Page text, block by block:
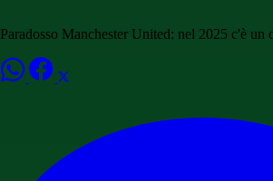
Paradosso Manchester United: nel 2025 c'è un